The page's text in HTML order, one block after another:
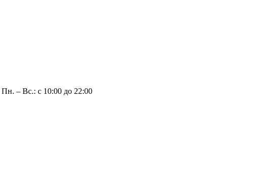
Пн. – Вс.: с 10:00 до 22:00